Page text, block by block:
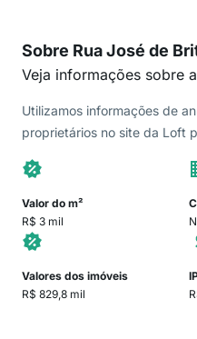
Sobre Rua José de
Veja informações sobre
Utilizamos informações de
proprietários no site da Loft
Valor do m²
R$ 3 mil
Valores dos imóveis
R$ 829,8 mil